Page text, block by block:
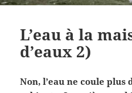
L’eau à la
d’eaux 2)
Non, l’eau ne coule plus